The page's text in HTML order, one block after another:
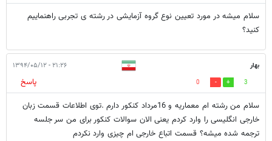
سلام میشه در مورد تعیین نوع گروه آزمایشی در رشته ی تجربی راهنماییم
کنید؟
بهار ۲۱:۲۶ - ۱۳۹۴/۰۵/۱۲
3
0
پاسخ
سلام من رشته ام معماریه و 16مرداد کنکور دارم .توی اطلاعات قسمت زبان
خارجی انگلیسی را وارد کردم یعنی الان سوالات کنکور برای من سر جلسه
ترجمه شده میشه؟ قسمت اتباع خارجی ام چیزی وارد نکردم